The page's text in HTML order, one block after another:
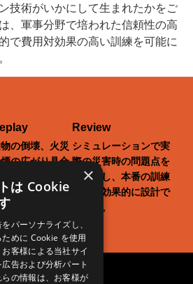
技術がいかにして生まれたかをご
、軍事分野で培われた信頼性の高
で費用対効果の高い訓練を可能に
の倒壊、火災
の広がり具合
ルに再現でき
。
Review
シミュレーションで実
際の災害時の問題点を
洗い出し、本番の訓練
をより効果的に設計で
きます。
×
は Cookie
パーソナライズし、
めに Cookie を使用
客様による当社サイ
告および分析パート
の情報は、お客様が